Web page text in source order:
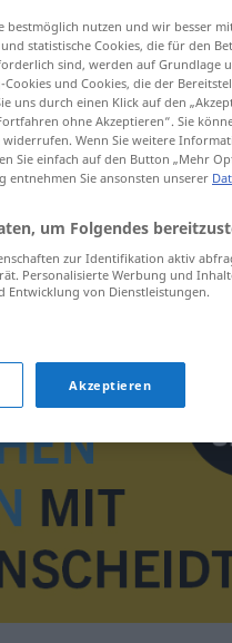
bestmöglich nutzen und wir besser
statistische Cookies, die für den
sind, werden auf Grundlage
und Cookies, die der
uns durch einen Klick auf den
ohne Akzeptieren“. Sie
Wenn Sie weitere
Sie einfach auf den Button „Mehr
entnehmen Sie ansonsten unserer
um Folgendes
zur Identifikation aktiv
Personalisierte Werbung und
von Dienstleistungen.
Akzeptieren